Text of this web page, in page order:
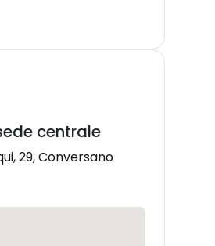
centrale
29, Conversano